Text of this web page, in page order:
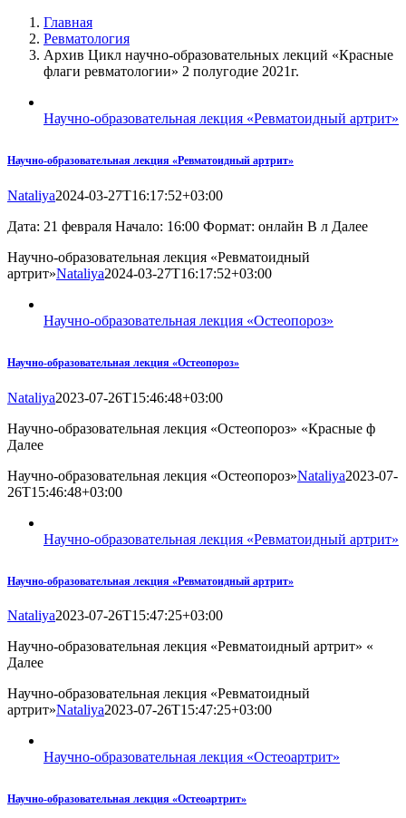
Главная
Ревматология
Архив Цикл научно-образовательных лекций «Красные
флаги ревматологии» 2 полугодие 2021г.
Научно-образовательная лекция «Ревматоидный артрит»
Научно-образовательная лекция «Ревматоидный артрит»
Nataliya2024-03-27T16:17:52+03:00
Дата: 21 февраля Начало: 16:00 Формат: онлайн В л Далее
Научно-образовательная лекция «Ревматоидный
артрит»Nataliya2024-03-27T16:17:52+03:00
Научно-образовательная лекция «Остеопороз»
Научно-образовательная лекция «Остеопороз»
Nataliya2023-07-26T15:46:48+03:00
Научно-образовательная лекция «Остеопороз» «Красные ф
Далее
Научно-образовательная лекция «Остеопороз»Nataliya2023-07-
26T15:46:48+03:00
Научно-образовательная лекция «Ревматоидный артрит»
Научно-образовательная лекция «Ревматоидный артрит»
Nataliya2023-07-26T15:47:25+03:00
Научно-образовательная лекция «Ревматоидный артрит» «
Далее
Научно-образовательная лекция «Ревматоидный
артрит»Nataliya2023-07-26T15:47:25+03:00
Научно-образовательная лекция «Остеоартрит»
Научно-образовательная лекция «Остеоартрит»